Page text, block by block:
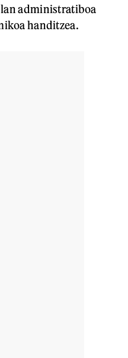
administratiboa
handitzea.